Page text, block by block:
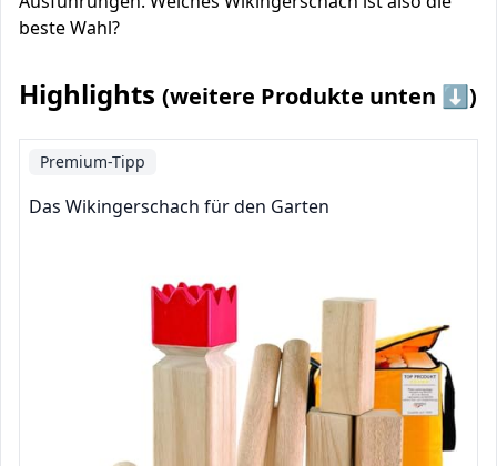
beste Wahl?
Highlights (weitere Produkte unten ⬇️)
Premium-Tipp
Das Wikingerschach für den Garten